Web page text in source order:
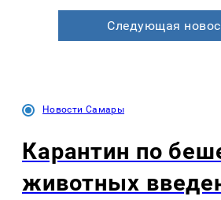
Следующая
Новости Самары
Карантин по
животных